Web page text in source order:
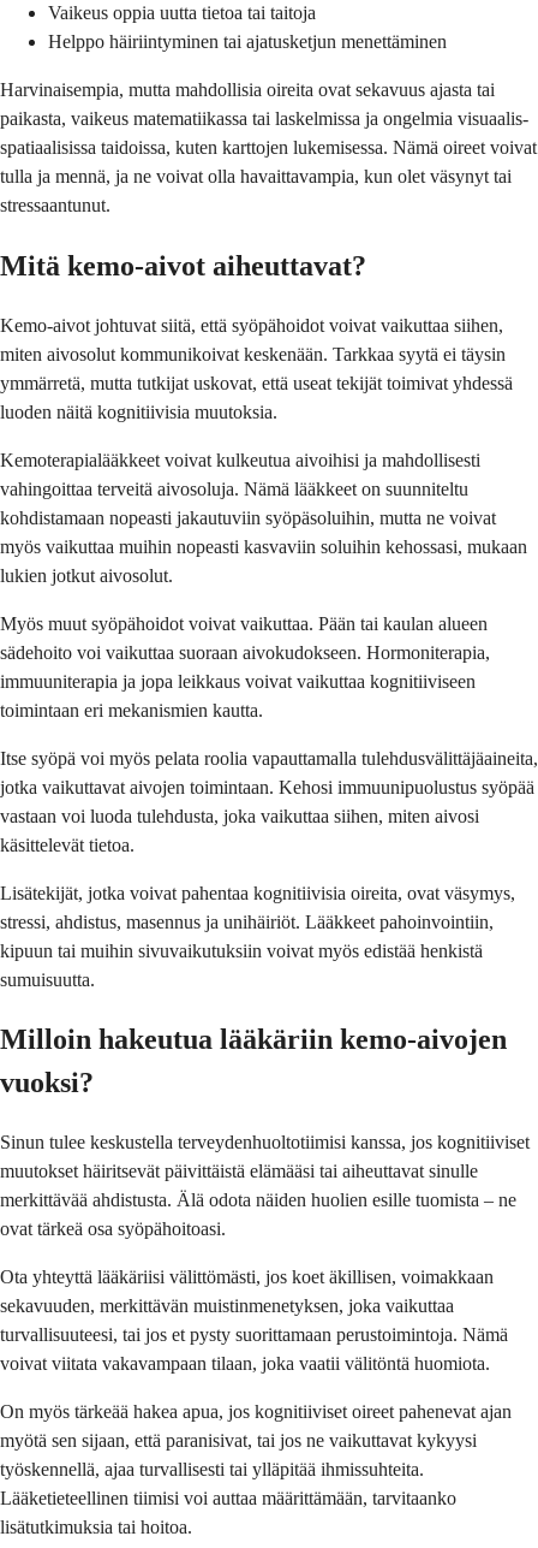
Vaikeus oppia uutta tietoa tai taitoja
Helppo häiriintyminen tai ajatusketjun menettäminen
Harvinaisempia, mutta mahdollisia oireita ovat sekavuus ajasta tai
paikasta, vaikeus matematiikassa tai laskelmissa ja ongelmia visuaalis-
spatiaalisissa taidoissa, kuten karttojen lukemisessa. Nämä oireet voivat
tulla ja mennä, ja ne voivat olla havaittavampia, kun olet väsynyt tai
stressaantunut.
Mitä kemo-aivot aiheuttavat?
Kemo-aivot johtuvat siitä, että syöpähoidot voivat vaikuttaa siihen,
miten aivosolut kommunikoivat keskenään. Tarkkaa syytä ei täysin
ymmärretä, mutta tutkijat uskovat, että useat tekijät toimivat yhdessä
luoden näitä kognitiivisia muutoksia.
Kemoterapialääkkeet voivat kulkeutua aivoihisi ja mahdollisesti
vahingoittaa terveitä aivosoluja. Nämä lääkkeet on suunniteltu
kohdistamaan nopeasti jakautuviin syöpäsoluihin, mutta ne voivat
myös vaikuttaa muihin nopeasti kasvaviin soluihin kehossasi, mukaan
lukien jotkut aivosolut.
Myös muut syöpähoidot voivat vaikuttaa. Pään tai kaulan alueen
sädehoito voi vaikuttaa suoraan aivokudokseen. Hormoniterapia,
immuuniterapia ja jopa leikkaus voivat vaikuttaa kognitiiviseen
toimintaan eri mekanismien kautta.
Itse syöpä voi myös pelata roolia vapauttamalla tulehdusvälittäjäaineita,
jotka vaikuttavat aivojen toimintaan. Kehosi immuunipuolustus syöpää
vastaan voi luoda tulehdusta, joka vaikuttaa siihen, miten aivosi
käsittelevät tietoa.
Lisätekijät, jotka voivat pahentaa kognitiivisia oireita, ovat väsymys,
stressi, ahdistus, masennus ja unihäiriöt. Lääkkeet pahoinvointiin,
kipuun tai muihin sivuvaikutuksiin voivat myös edistää henkistä
sumuisuutta.
Milloin hakeutua lääkäriin kemo-aivojen
vuoksi?
Sinun tulee keskustella terveydenhuoltotiimisi kanssa, jos kognitiiviset
muutokset häiritsevät päivittäistä elämääsi tai aiheuttavat sinulle
merkittävää ahdistusta. Älä odota näiden huolien esille tuomista – ne
ovat tärkeä osa syöpähoitoasi.
Ota yhteyttä lääkäriisi välittömästi, jos koet äkillisen, voimakkaan
sekavuuden, merkittävän muistinmenetyksen, joka vaikuttaa
turvallisuuteesi, tai jos et pysty suorittamaan perustoimintoja. Nämä
voivat viitata vakavampaan tilaan, joka vaatii välitöntä huomiota.
On myös tärkeää hakea apua, jos kognitiiviset oireet pahenevat ajan
myötä sen sijaan, että paranisivat, tai jos ne vaikuttavat kykyysi
työskennellä, ajaa turvallisesti tai ylläpitää ihmissuhteita.
Lääketieteellinen tiimisi voi auttaa määrittämään, tarvitaanko
lisätutkimuksia tai hoitoa.